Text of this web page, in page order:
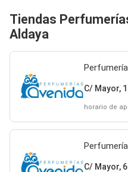
Tiendas
Aldaya
C/ Mayor,
horario de
C/ Mayor,